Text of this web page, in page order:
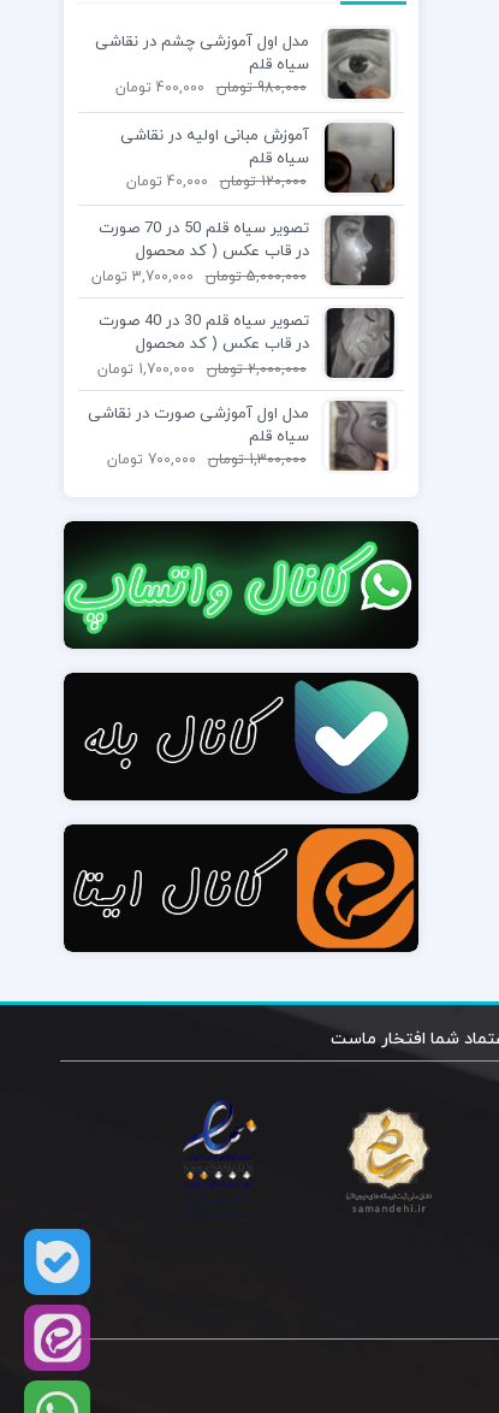
مدل اول آموزشی چشم در نقاشی
سیاه قلم
980,000 تومان 400,000 تومان
آموزش مبانی اولیه در نقاشی
سیاه قلم
120,000 تومان 40,000 تومان
تصویر سیاه قلم 50 در 70 صورت
در قاب عکس ( کد محصول
1404061303)
5,000,000 تومان 3,700,000 تومان
تصویر سیاه قلم 30 در 40 صورت
در قاب عکس ( کد محصول
1404040402)
2,000,000 تومان 1,700,000 تومان
مدل اول آموزشی صورت در نقاشی
سیاه قلم
1,300,000 تومان 700,000 تومان
شما افتخار ماست